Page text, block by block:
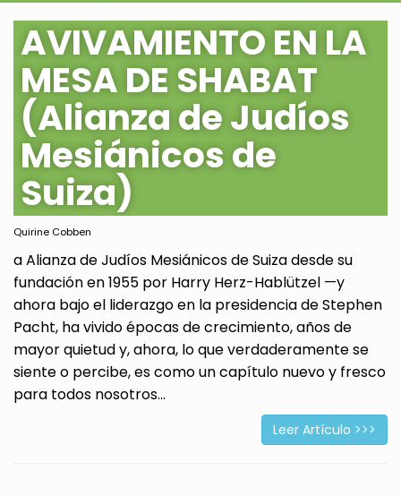
AVIVAMIENTO EN LA
MESA DE SHABAT
(Alianza de Judíos
Mesiánicos de
Suiza)
Quirine Cobben
a Alianza de Judíos Mesiánicos de Suiza desde su
fundación en 1955 por Harry Herz-Hablützel —y
ahora bajo el liderazgo en la presidencia de Stephen
Pacht, ha vivido épocas de crecimiento, años de
mayor quietud y, ahora, lo que verdaderamente se
siente o percibe, es como un capítulo nuevo y fresco
para todos nosotros...
Leer Artículo >>>